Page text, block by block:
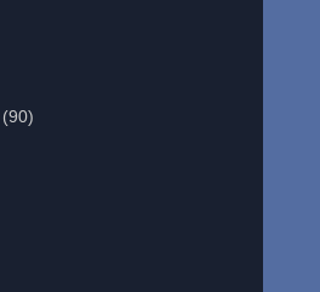
(90)